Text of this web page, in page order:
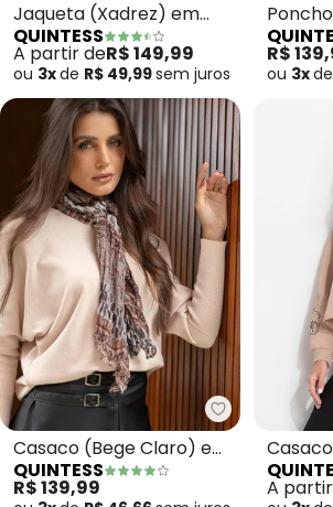
Jaqueta (Xadrez) em
Malha Canelada
QUINTESS
A partir deR$ 149,99
ou 3xde R$ 49,99sem juros
R$
ou 3xde
Quintess -
Casaco (Bege Claro) em
Malha de Viscose com
Elastano
QUINTESS
R$ 139,99 A